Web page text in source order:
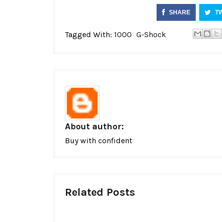
SHARE
Tagged With: 1000 G-Shock
About author:
Buy with confident
Related Posts